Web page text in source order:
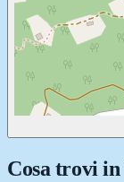
Cosa trovi in